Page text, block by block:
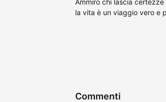
Ammiro chi lascia
la vita è un viaggio vero e
Commenti